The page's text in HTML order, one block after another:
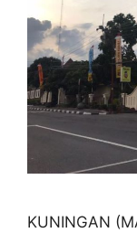
KUNINGAN